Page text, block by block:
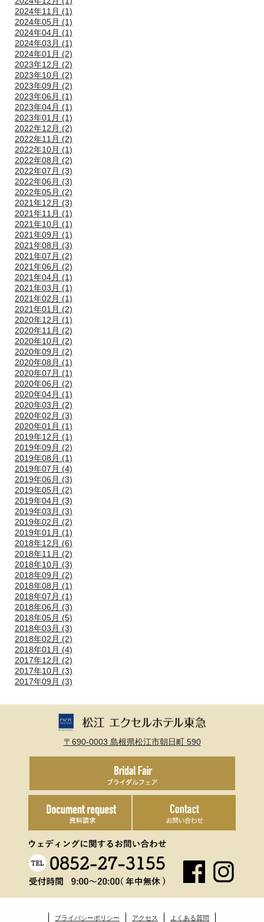
2024年11月 (1)
2024年05月 (1)
2024年04月 (1)
2024年03月 (1)
2024年01月 (2)
2023年12月 (2)
2023年10月 (2)
2023年09月 (2)
2023年06月 (1)
2023年04月 (1)
2023年01月 (1)
2022年12月 (2)
2022年11月 (2)
2022年10月 (1)
2022年08月 (2)
2022年07月 (3)
2022年06月 (3)
2022年05月 (2)
2021年12月 (3)
2021年11月 (1)
2021年10月 (1)
2021年09月 (1)
2021年08月 (3)
2021年07月 (2)
2021年06月 (2)
2021年04月 (1)
2021年03月 (1)
2021年02月 (1)
2021年01月 (2)
2020年12月 (1)
2020年11月 (2)
2020年10月 (2)
2020年09月 (2)
2020年08月 (1)
2020年07月 (1)
2020年06月 (2)
2020年04月 (1)
2020年03月 (2)
2020年02月 (3)
2020年01月 (1)
2019年12月 (1)
2019年09月 (2)
2019年08月 (1)
2019年07月 (4)
2019年06月 (3)
2019年05月 (2)
2019年04月 (3)
2019年03月 (3)
2019年02月 (2)
2019年01月 (1)
2018年12月 (6)
2018年11月 (2)
2018年10月 (3)
2018年09月 (2)
2018年08月 (1)
2018年07月 (1)
2018年06月 (3)
2018年05月 (5)
2018年03月 (3)
2018年02月 (2)
2018年01月 (4)
2017年12月 (2)
2017年10月 (3)
2017年09月 (3)
〒690-0003 島根県松江市朝日町 590
プライバシーポリシー アクセス よくある質問